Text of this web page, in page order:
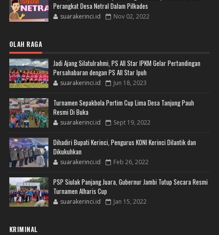
Perangkat Desa Netral Dalam Pilkades
suarakerinci.id Nov 02, 2022
OLAH RAGA
Jadi Ajang Silatulrahmi, PS All Star IPKM Gelar Pertandingan
Persahabaran dengan PS All Star Ipuh
suarakerinci.id Jun 18, 2023
Turnamen Sepakbola Portim Cup Lima Desa Tanjung Pauh
Resmi Di Buka
suarakerinci.id Sept 19, 2022
Dihadiri Bupati Kerinci, Pengurus KONI Kerinci Dilantik dan
Dikukuhkan
suarakerinci.id Feb 26, 2022
PSP Siulak Panjang Juara, Gubernur Jambi Tutup Secara Resmi
Turnamen Alharis Cup
suarakerinci.id Jan 15, 2022
KRIMINAL